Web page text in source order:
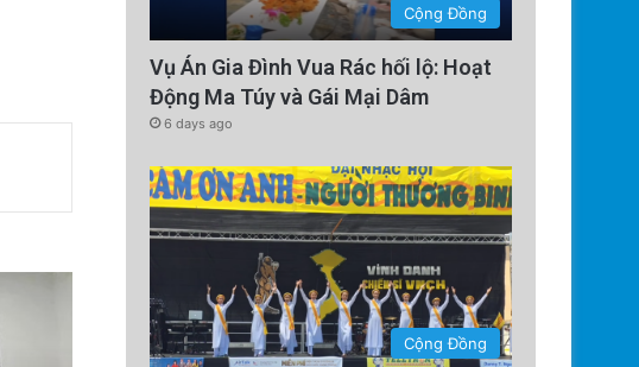
Cộng Đồng
Vụ Án Gia Đình Vua Rác hối lộ: Hoạt
Động Ma Túy và Gái Mại Dâm
6 days ago
Cộng Đồng